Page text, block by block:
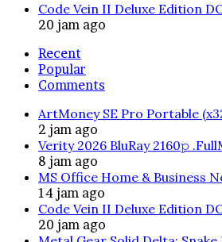
Code Vein II Deluxe Edition
20 jam ago
Recent
Popular
Comments
ArtMoney SE Pro Portable
2 jam ago
Verity 2026 BluRay 2160𝚙
8 jam ago
MS Office Home & Business
14 jam ago
Code Vein II Deluxe Edition
20 jam ago